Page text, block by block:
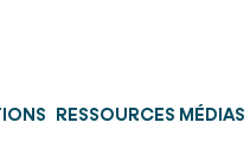
RESSOURCES MÉDIAS